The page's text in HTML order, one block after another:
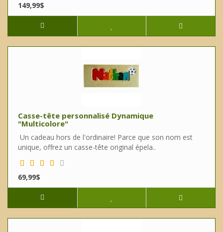
149,99$
Casse-tête personnalisé Dynamique
"Multicolore"
Un cadeau hors de l'ordinaire! Parce que son nom est
unique, offrez un casse-tête original épela..
69,99$